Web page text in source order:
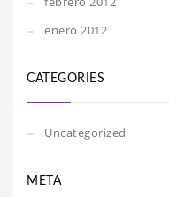
enero 2012
CATEGORIES
Uncategorized
META